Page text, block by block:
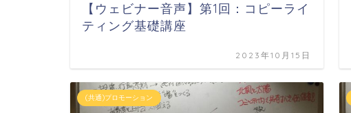
【ウェビナー音声】第1回：コピーライ
ティング基礎講座
2023年10月15日
(共通)プロモーション